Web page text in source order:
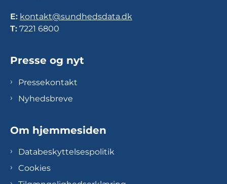
E: kontakt@sundhedsdata.dk
T: 7221 6800
Presse og nyt
Pressekontakt
Nyhedsbreve
Om hjemmesiden
Databeskyttelsespolitik
Cookies